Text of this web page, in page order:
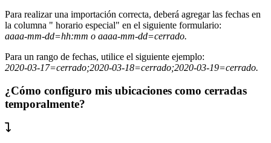
Para realizar una importación correcta, deberá agregar las fechas en
la columna " horario especial" en el siguiente formulario:
aaaa-mm-dd=hh:mm o aaaa-mm-dd=cerrado.
Para un rango de fechas, utilice el siguiente ejemplo:
2020-03-17=cerrado;2020-03-18=cerrado;2020-03-19=cerrado.
¿Cómo configuro mis ubicaciones como cerradas
temporalmente?